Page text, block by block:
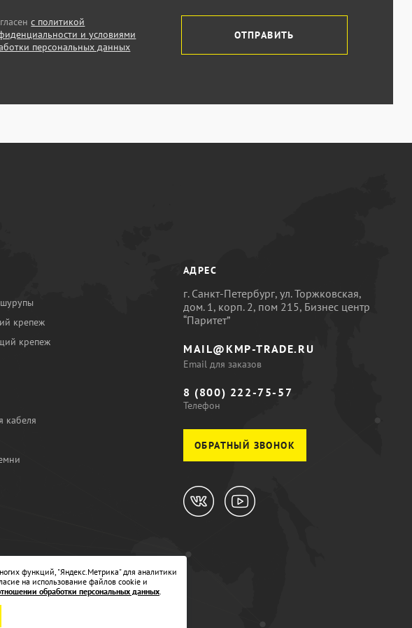
с политикой
и условиями
персональных данных
ОТПРАВИТЬ
крепеж
крепеж
кабеля
АДРЕС
г. Санкт-Петербург, ул. Торжковская,
дом. 1, корп. 2, пом 215, Бизнес центр
“Паритет”
MAIL@KMP-TRADE.RU
Email для заказов
8 (800) 222-75-57
Телефон
ОБРАТНЫЙ ЗВОНОК
функций, "Яндекс.Метрика" для аналитики
на использование файлов cookie и
обработки персональных данных.